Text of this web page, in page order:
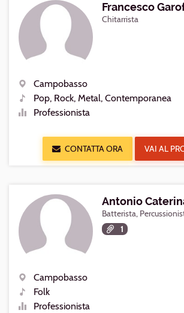
Francesco
Chitarrista
Luogo
Campobasso
Generi
Pop, Rock, Metal, Contemporanea
Professionista
CONTATTA ORA VAI AL
Antonio
Batterista,
1
Luogo
Campobasso
Generi
Folk
Professionista